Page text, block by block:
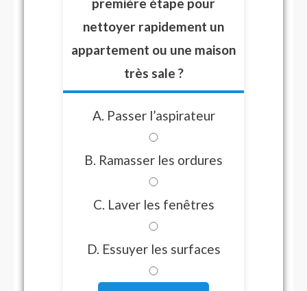
nettoyer rapidement un
appartement ou une maison
très sale ?
A. Passer l’aspirateur
B. Ramasser les ordures
C. Laver les fenêtres
D. Essuyer les surfaces